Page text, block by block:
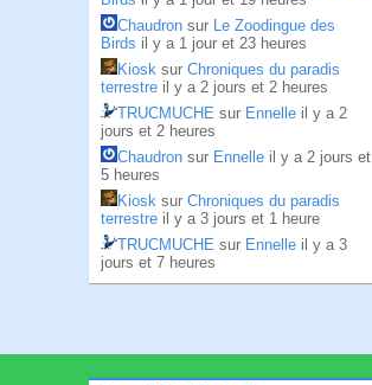
Chaudron sur Le Zoodingue des
Birds il y a 1 jour et 23 heures
Kiosk sur Chroniques du paradis
terrestre il y a 2 jours et 2 heures
TRUCMUCHE sur Ennelle il y a 2
jours et 2 heures
Chaudron sur Ennelle il y a 2 jours et
5 heures
Kiosk sur Chroniques du paradis
terrestre il y a 3 jours et 1 heure
TRUCMUCHE sur Ennelle il y a 3
jours et 7 heures